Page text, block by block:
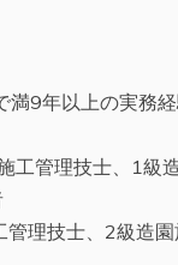
満9年以上の実務
工管理技士、1級
理技士、2級造